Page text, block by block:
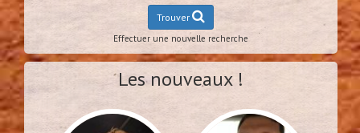
Trouver
Effectuer une nouvelle recherche
Les nouveaux !